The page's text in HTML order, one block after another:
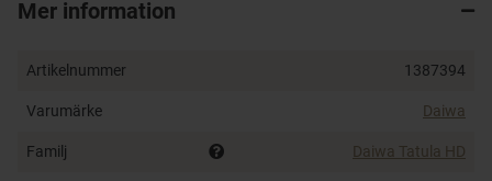
T-Wing System (TWS)
7 CRBB (corrosion resistant ball bearings)
Magforce
Mer information
Artikelnummer 1387394
Varumärke Daiwa
Familj Daiwa Tatula HD